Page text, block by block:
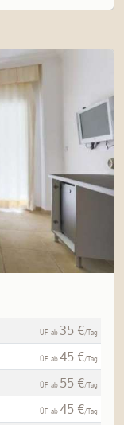
ÜF ab 35 €/Tag
ÜF ab 45 €/Tag
ÜF ab 55 €/Tag
ÜF ab 45 €/Tag